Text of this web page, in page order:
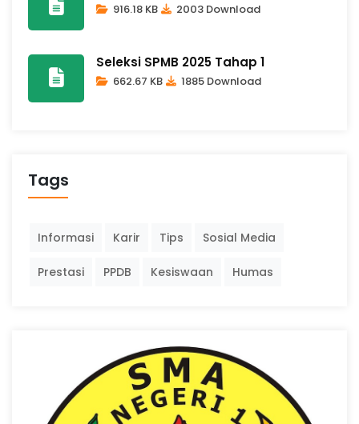
916.18 KB 2003 Download
Seleksi SPMB 2025 Tahap 1
662.67 KB 1885 Download
Tags
Informasi Karir Tips Sosial Media
Prestasi PPDB Kesiswaan Humas